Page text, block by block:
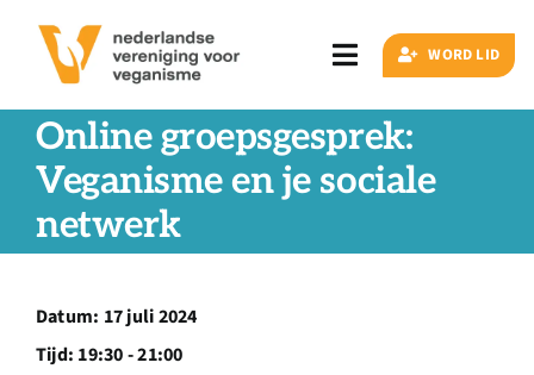
inhoud
Toggle
Navigation
Zoeken
naar:
Veganisme
Artikelen
WORD LID
Online groepsgesprek:
Veganisme en je sociale
netwerk
Datum: 17 juli 2024
Tijd: 19:30 - 21:00